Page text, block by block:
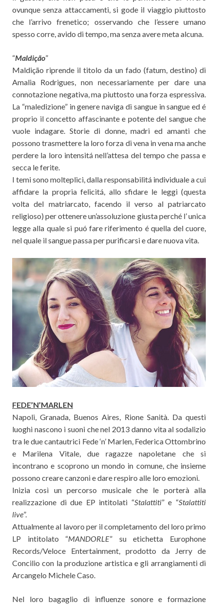
ovunque senza attaccamenti, si gode il viaggio piuttosto
che l’arrivo frenetico; osservando che l’essere umano
spesso corre, avido di tempo, ma senza avere meta alcuna.
“Maldição”
Maldição riprende il titolo da un fado (fatum, destino) di
Amalia Rodrigues, non necessariamente per dare una
connotazione negativa, ma piuttosto una forza espressiva.
La “maledizione” in genere naviga di sangue in sangue ed é
proprio il concetto affascinante e potente del sangue che
vuole indagare. Storie di donne, madri ed amanti che
possono trasmettere la loro forza di vena in vena ma anche
perdere la loro intensitá nell’attesa del tempo che passa e
secca le ferite.
I temi sono molteplici, dalla responsabilitá individuale a cui
affidare la propria felicitá, allo sfidare le leggi (questa
volta del matriarcato, facendo il verso al patriarcato
religioso) per ottenere un’assoluzione giusta perché l’ unica
legge alla quale si puó fare riferimento é quella del cuore,
nel quale il sangue passa per purificarsi e dare nuova vita.
FEDE’N’MARLEN
Napoli, Granada, Buenos Aires, Rione Sanità. Da questi
luoghi nascono i suoni che nel 2013 danno vita al sodalizio
tra le due cantautrici Fede ‘n’ Marlen, Federica Ottombrino
e Marilena Vitale, due ragazze napoletane che si
incontrano e scoprono un mondo in comune, che insieme
possono creare canzoni e dare respiro alle loro emozioni.
Inizia così un percorso musicale che le porterà alla
realizzazione di due EP intitolati “Stalattiti” e “Stalattiti
live”.
Attualmente al lavoro per il completamento del loro primo
LP intitolato “MANDORLE” su etichetta Europhone
Records/Veloce Entertainment, prodotto da Jerry de
Concilio con la produzione artistica e gli arrangiamenti di
Arcangelo Michele Caso.
Nel loro bagaglio di influenze sonore e formazione